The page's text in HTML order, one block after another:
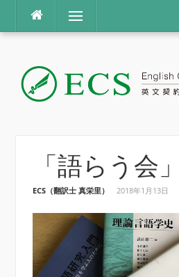
テ
メニュー
「語らう会
ECS（翻訳士 真栄里） 2018年1月13日